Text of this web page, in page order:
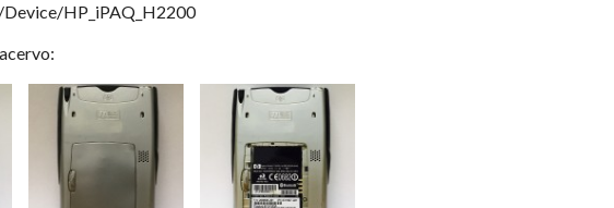
HP_iPAQ_H2200